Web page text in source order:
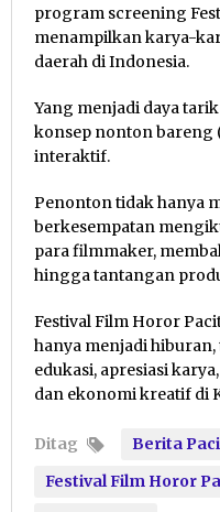
program screening
menampilkan karya-
daerah di Indonesia.
Yang menjadi daya
konsep nonton bareng
interaktif.
Penonton tidak hanya
berkesempatan
para filmmaker,
hingga tantangan
Festival Film Horor
hanya menjadi
edukasi, apresiasi
dan ekonomi kreatif di
Ditag
Berita
Festival Film Horor